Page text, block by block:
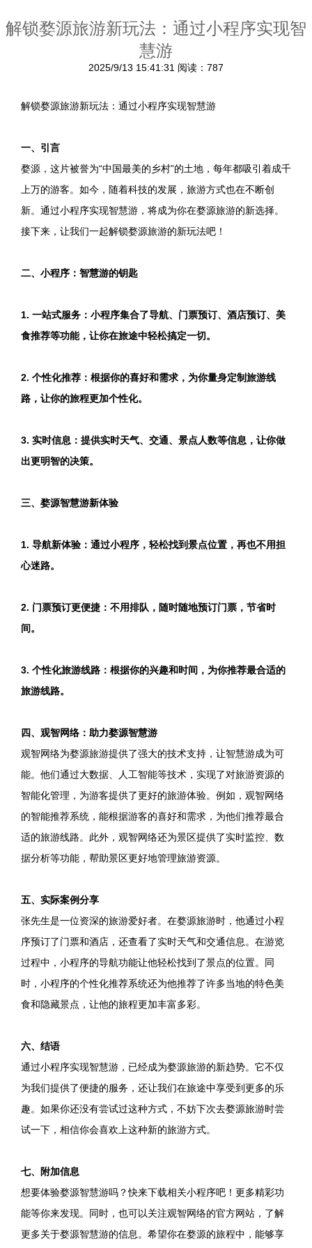
解锁婺源旅游新玩法：通过小程序实现智
慧游
2025/9/13 15:41:31 阅读：787
解锁婺源旅游新玩法：通过小程序实现智慧游
一、引言
婺源，这片被誉为“中国最美的乡村”的土地，每年都吸引着成千
上万的游客。如今，随着科技的发展，旅游方式也在不断创
新。通过小程序实现智慧游，将成为你在婺源旅游的新选择。
接下来，让我们一起解锁婺源旅游的新玩法吧！
二、小程序：智慧游的钥匙
1. 一站式服务：小程序集合了导航、门票预订、酒店预订、美
食推荐等功能，让你在旅途中轻松搞定一切。
2. 个性化推荐：根据你的喜好和需求，为你量身定制旅游线
路，让你的旅程更加个性化。
3. 实时信息：提供实时天气、交通、景点人数等信息，让你做
出更明智的决策。
三、婺源智慧游新体验
1. 导航新体验：通过小程序，轻松找到景点位置，再也不用担
心迷路。
2. 门票预订更便捷：不用排队，随时随地预订门票，节省时
间。
3. 个性化旅游线路：根据你的兴趣和时间，为你推荐最合适的
旅游线路。
四、观智网络：助力婺源智慧游
观智网络为婺源旅游提供了强大的技术支持，让智慧游成为可
能。他们通过大数据、人工智能等技术，实现了对旅游资源的
智能化管理，为游客提供了更好的旅游体验。例如，观智网络
的智能推荐系统，能根据游客的喜好和需求，为他们推荐最合
适的旅游线路。此外，观智网络还为景区提供了实时监控、数
据分析等功能，帮助景区更好地管理旅游资源。
五、实际案例分享
张先生是一位资深的旅游爱好者。在婺源旅游时，他通过小程
序预订了门票和酒店，还查看了实时天气和交通信息。在游览
过程中，小程序的导航功能让他轻松找到了景点的位置。同
时，小程序的个性化推荐系统还为他推荐了许多当地的特色美
食和隐藏景点，让他的旅程更加丰富多彩。
六、结语
通过小程序实现智慧游，已经成为婺源旅游的新趋势。它不仅
为我们提供了便捷的服务，还让我们在旅途中享受到更多的乐
趣。如果你还没有尝试过这种方式，不妨下次去婺源旅游时尝
试一下，相信你会喜欢上这种新的旅游方式。
七、附加信息
想要体验婺源智慧游吗？快来下载相关小程序吧！更多精彩功
能等你来发现。同时，也可以关注观智网络的官方网站，了解
更多关于婺源智慧游的信息。希望你在婺源的旅程中，能够享